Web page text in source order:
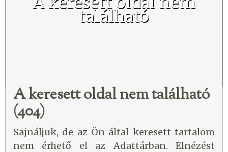
található
A keresett oldal nem található
(404)
Sajnáljuk, de az Ön által keresett tartalom
nem érhető el az Adattárban. Elnézést